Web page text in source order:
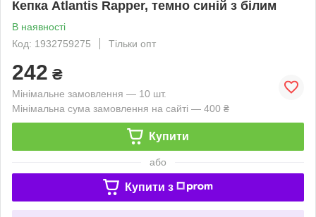
Кепка Atlantis Rapper, темно синій з білим
В наявності
Код: 1932759275
Тільки опт
242 ₴
Мінімальне замовлення — 10 шт.
Мінімальна сума замовлення на сайті — 400 ₴
Купити
або
Купити з